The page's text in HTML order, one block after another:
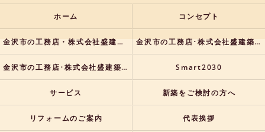
ホーム コンセプト
金沢市の工務店・株式会社盛建築の口コミ情報 金沢市の工務店･株式会社盛建築の評判
金沢市の工務店･株式会社盛建築のお客様の声 Smart2030
サービス 新築をご検討の方へ
リフォームのご案内 代表挨拶